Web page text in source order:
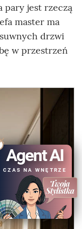
pary jest rzeczą
master ma
drzwi
w przestrzeń
Agent AI
CZAS NA WNĘTRZE